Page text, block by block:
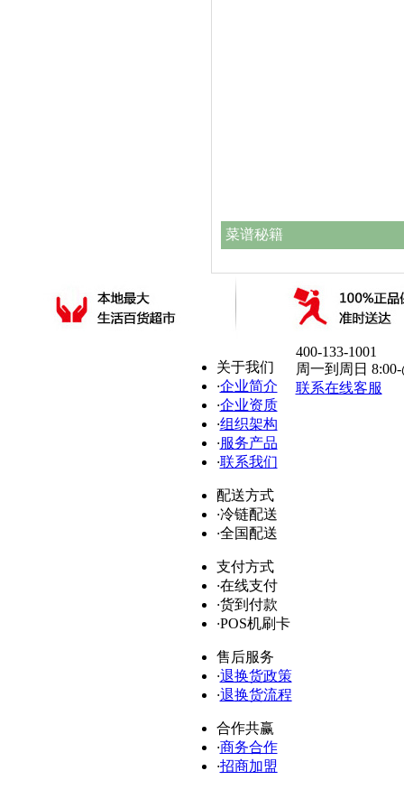
菜谱秘籍
关于我们
·企业简介
·企业资质
·组织架构
·服务产品
·联系我们
配送方式
·冷链配送
·全国配送
支付方式
·在线支付
·货到付款
·POS机刷卡
售后服务
·退换货政策
·退换货流程
合作共赢
·商务合作
·招商加盟
400-133-1001
周一到周日 8:00-
联系在线客服